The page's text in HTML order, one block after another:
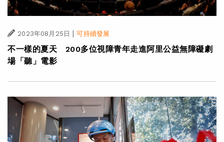
2023年08月25日 可持續發展
不一樣的夏天 200多位視障青年走進阿里公益無障礙劇
場「聽」電影